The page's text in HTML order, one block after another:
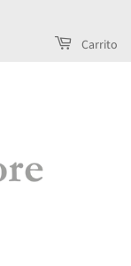
Carrito